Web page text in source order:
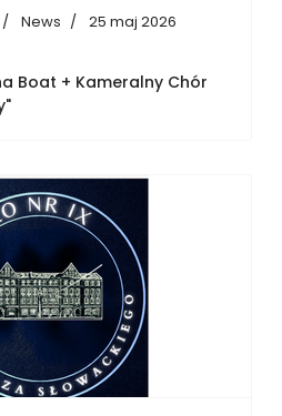
News
25 maj 2026
Boat + Kameralny Chór